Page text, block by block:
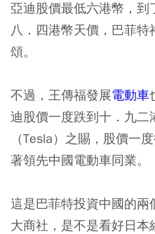
亞迪股價最低六港幣，
八．四港幣天價，巴菲
頌。
不過，王傳福發展電動車
迪股價一度跌到十．九二
（Tesla）之賜，股價一
著領先中國電動車同業。
這是巴菲特投資中國的
大商社，是不是看好日